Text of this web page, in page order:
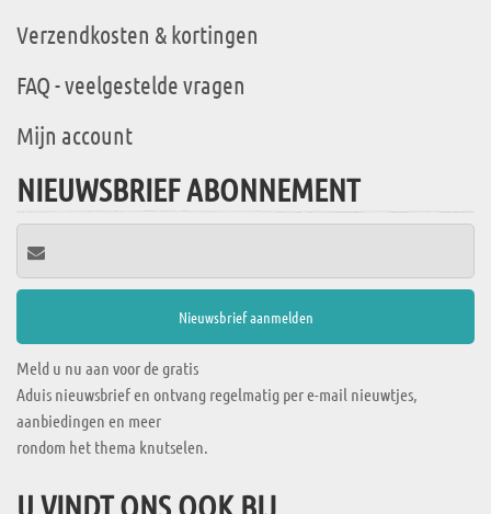
Verzendkosten & kortingen
FAQ - veelgestelde vragen
Mijn account
NIEUWSBRIEF ABONNEMENT
Meld u nu aan voor de gratis
Aduis nieuwsbrief en ontvang regelmatig per e-mail nieuwtjes,
aanbiedingen en meer
rondom het thema knutselen.
U VINDT ONS OOK BIJ